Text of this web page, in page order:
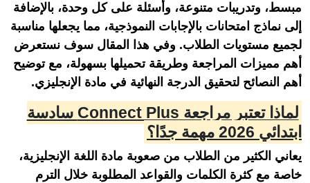
مبسط، وتدريبات متنوعة، وأسئلة على كل وحدة، بالإضافة
إلى نماذج امتحانات بالإجابات النموذجية، مما يجعلها مناسبة
لجميع مستويات الطلاب. وفي هذا المقال سوف نستعرض
أهم مميزات المراجعة وطريقة تحميلها بسهولة، مع توضيح
أهم النصائح لتحقيق الدرجة النهائية في مادة الإنجليزي.
لماذا تعتبر مراجعة Connect Plus سادسة
ابتدائي 2026 مهمة جدًا؟
يعاني الكثير من الطلاب من صعوبة مادة اللغة الإنجليزية،
خاصة مع كثرة الكلمات والقواعد المطلوبة خلال الترم